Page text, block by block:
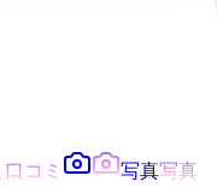
口コミ 写真写真